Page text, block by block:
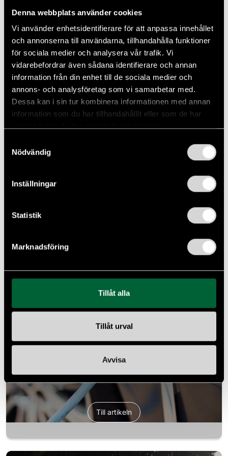
Denna webbplats använder cookies
Vi använder enhetsidentifierare för att anpassa innehållet
och annonserna till användarna, tillhandahålla funktioner
för sociala medier och analysera vår trafik. Vi
vidarebefordrar även sådana identifierare och annan
information från din enhet till de sociala medier och
annons- och analysföretag som vi samarbetar med.
Dessa kan i sin tur kombinera informationen med annan
information som du har tillhandahållit eller som de har
Nödvändig
Inställningar
Statistik
Marknadsföring
Tillåt alla
Tillåt urval
Avvisa
August 16, 2024
Bildrömmar på Ba(r)ndagen
Dela
Avmattning på
elbilsmarknaden
Till artikeln